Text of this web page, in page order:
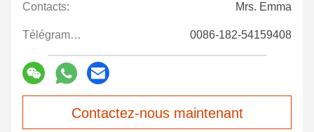
Contacts: Mrs. Emma
Télégramme: 0086-182-54159408
Contactez-nous maintenant